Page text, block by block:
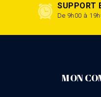
SUPPORT
De 9h00 à
MON